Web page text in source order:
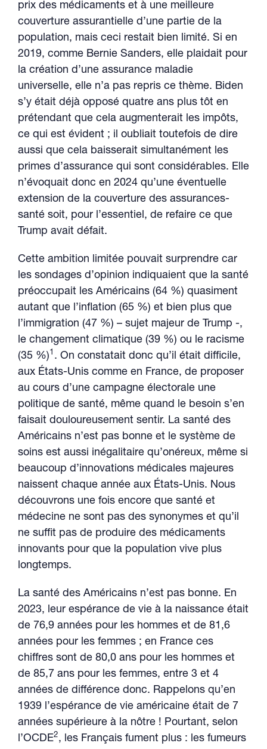
prix des médicaments et à une meilleure
couverture assurantielle d’une partie de la
population, mais ceci restait bien limité. Si en
2019, comme Bernie Sanders, elle plaidait pour
la création d’une assurance maladie
universelle, elle n’a pas repris ce thème. Biden
s’y était déjà opposé quatre ans plus tôt en
prétendant que cela augmenterait les impôts,
ce qui est évident ; il oubliait toutefois de dire
aussi que cela baisserait simultanément les
primes d’assurance qui sont considérables. Elle
n’évoquait donc en 2024 qu’une éventuelle
extension de la couverture des assurances-
santé soit, pour l’essentiel, de refaire ce que
Trump avait défait.
Cette ambition limitée pouvait surprendre car
les sondages d’opinion indiquaient que la santé
préoccupait les Américains (64 %) quasiment
autant que l’inflation (65 %) et bien plus que
l’immigration (47 %) – sujet majeur de Trump -,
le changement climatique (39 %) ou le racisme
(35 %)1 . On constatait donc qu’il était difficile,
aux États-Unis comme en France, de proposer
au cours d’une campagne électorale une
politique de santé, même quand le besoin s’en
faisait douloureusement sentir. La santé des
Américains n’est pas bonne et le système de
soins est aussi inégalitaire qu’onéreux, même si
beaucoup d’innovations médicales majeures
naissent chaque année aux États-Unis. Nous
découvrons une fois encore que santé et
médecine ne sont pas des synonymes et qu’il
ne suffit pas de produire des médicaments
innovants pour que la population vive plus
longtemps.
La santé des Américains n’est pas bonne. En
2023, leur espérance de vie à la naissance était
de 76,9 années pour les hommes et de 81,6
années pour les femmes ; en France ces
chiffres sont de 80,0 ans pour les hommes et
de 85,7 ans pour les femmes, entre 3 et 4
années de différence donc. Rappelons qu’en
1939 l’espérance de vie américaine était de 7
années supérieure à la nôtre ! Pourtant, selon
l’OCDE2, les Français fument plus : les fumeurs